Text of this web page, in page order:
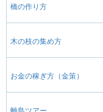
橋の作り方
木の枝の集め方
お金の稼ぎ方（金策）